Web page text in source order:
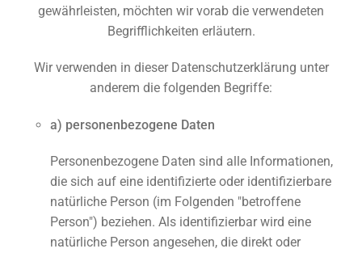
gewährleisten, möchten wir vorab die verwendeten
Begrifflichkeiten erläutern.
Wir verwenden in dieser Datenschutzerklärung unter
anderem die folgenden Begriffe:
a) personenbezogene Daten
Personenbezogene Daten sind alle Informationen,
die sich auf eine identifizierte oder identifizierbare
natürliche Person (im Folgenden "betroffene
Person") beziehen. Als identifizierbar wird eine
natürliche Person angesehen, die direkt oder